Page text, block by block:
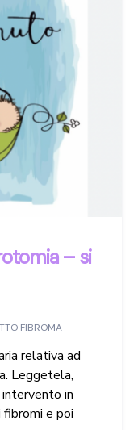
– si
FIBROMA
relativa ad
Leggetela,
in
e poi